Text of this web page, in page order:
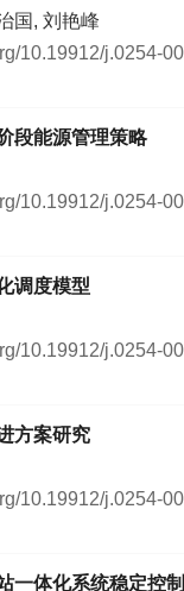
国, 刘艳峰
10.19912/j.0254-
段能源管理策略
10.19912/j.0254-
调度模型
10.19912/j.0254-
方案研究
10.19912/j.0254-
一体化系统稳定控制